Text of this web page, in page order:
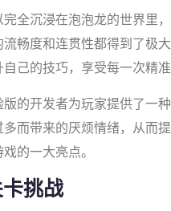
全沉浸在泡泡龙的世界里
畅度和连贯性都得到了极
己的技巧，享受每一次精准
的开发者为玩家提供了一
而带来的厌烦情绪，从而
的一大亮点。
挑战